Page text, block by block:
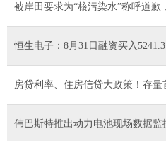
被岸田要求为“核污染水”称呼道
恒生电子：8月31日融资买入
房贷利率、住房信贷大政策！存量
伟巴斯特推出动力电池现场数据监